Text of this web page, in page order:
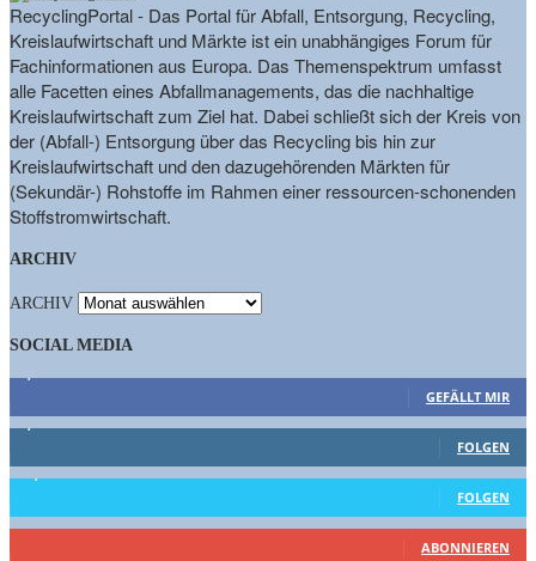
RecyclingPortal - Das Portal für Abfall, Entsorgung, Recycling,
Kreislaufwirtschaft und Märkte ist ein unabhängiges Forum für
Fachinformationen aus Europa. Das Themenspektrum umfasst
alle Facetten eines Abfallmanagements, das die nachhaltige
Kreislaufwirtschaft zum Ziel hat. Dabei schließt sich der Kreis von
der (Abfall-) Entsorgung über das Recycling bis hin zur
Kreislaufwirtschaft und den dazugehörenden Märkten für
(Sekundär-) Rohstoffe im Rahmen einer ressourcen-schonenden
Stoffstromwirtschaft.
ARCHIV
ARCHIV
SOCIAL MEDIA
GEFÄLLT MIR
FOLGEN
FOLGEN
ABONNIEREN